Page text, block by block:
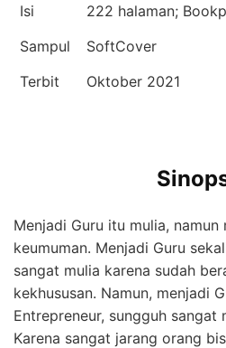
Isi
222 halaman;
Sampul
SoftCover
Terbit
Oktober 2021
Menjadi Guru itu mulia,
keumuman. Menjadi Guru
sangat mulia karena sudah
kekhususan. Namun, menjadi
Entrepreneur, sungguh sangat
Karena sangat jarang orang